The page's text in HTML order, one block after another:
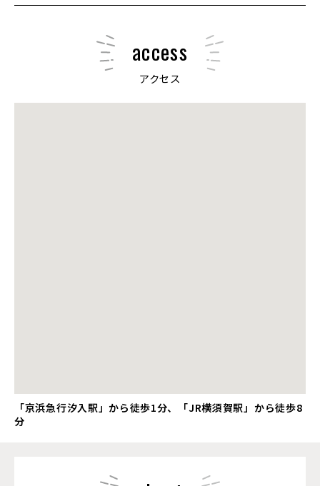
access
アクセス
「京浜急行汐入駅」から徒歩1分、「JR横須賀駅」から徒歩8
分